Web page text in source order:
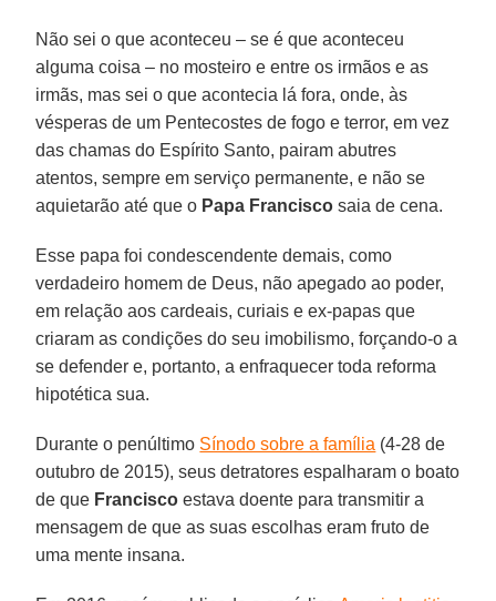
Não sei o que aconteceu – se é que aconteceu
alguma coisa – no mosteiro e entre os irmãos e as
irmãs, mas sei o que acontecia lá fora, onde, às
vésperas de um Pentecostes de fogo e terror, em vez
das chamas do Espírito Santo, pairam abutres
atentos, sempre em serviço permanente, e não se
aquietarão até que o Papa Francisco saia de cena.
Esse papa foi condescendente demais, como
verdadeiro homem de Deus, não apegado ao poder,
em relação aos cardeais, curiais e ex-papas que
criaram as condições do seu imobilismo, forçando-o a
se defender e, portanto, a enfraquecer toda reforma
hipotética sua.
Durante o penúltimo Sínodo sobre a família (4-28 de
outubro de 2015), seus detratores espalharam o boato
de que Francisco estava doente para transmitir a
mensagem de que as suas escolhas eram fruto de
uma mente insana.